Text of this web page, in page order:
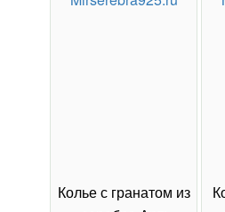
Колье с гранатом из